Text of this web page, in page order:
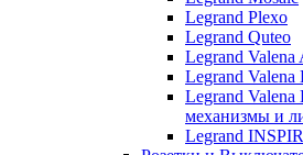
Legrand Plexo
Legrand Quteo
Legrand
Legrand Valena
Legrand
механизмы и
Legrand